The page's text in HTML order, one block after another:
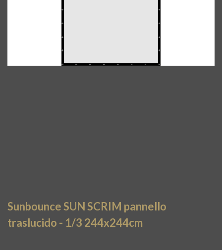
Sunbounce SUN SCRIM pannello
traslucido - 1/3 244x244cm